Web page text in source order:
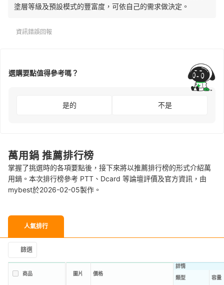
塗層等級及預設模式的豐富度，可依自己的需求做決定。
資訊錯誤回報
選購要點值得參考嗎？
是的 不是
萬用鍋 推薦排行榜
掌握了挑選時的各項要點後，接下來將以推薦排行榜的形式介紹萬
用鍋。本次排行榜參考 PTT、Dcard 等論壇評價及官方資訊，由
mybest於2026-02-05製作。
人氣排行
篩選
商品 圖片 價格
詳情
類型
容量